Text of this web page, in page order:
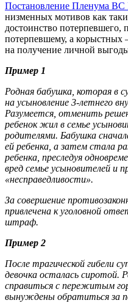
Постановление Пленума
низменных мотивов как
достоинство потерпевшего,
потерпевшему, а корыстных
на получение личной
Пример 1
Родная бабушка, которая в
на усыновление 3-летнего
Разумеется, отменить
ребенок жил в семье
родителями. Бабушка
ей ребенка, а затем стала
ребенка, преследуя
вред семье усыновителей и
«несправедливости».
За совершение
привлечена к уголовной
штраф.
Пример 2
После трагической гибели
девочка осталась сиротой.
справиться с пережитым
вынуждены обратиться за